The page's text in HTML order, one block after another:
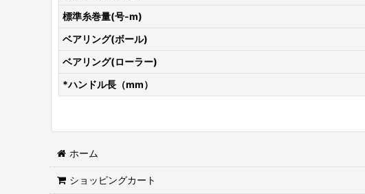
標準糸巻量(号-m)
ベアリング(ボール)
ベアリング(ローラー)
*ハンドル長（mm）
ホーム
ショッピングカート